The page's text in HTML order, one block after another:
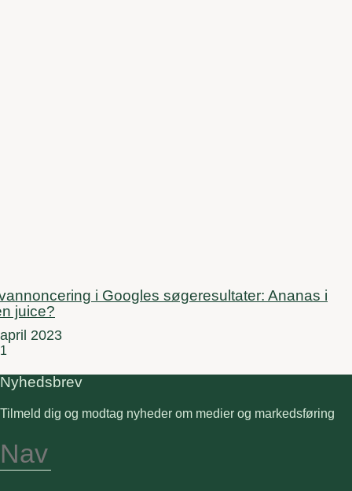
i Googles søgeresultater: Ananas i
juice?
2023
Nyhedsbrev
Tilmeld dig og modtag nyheder om medier og markedsføring